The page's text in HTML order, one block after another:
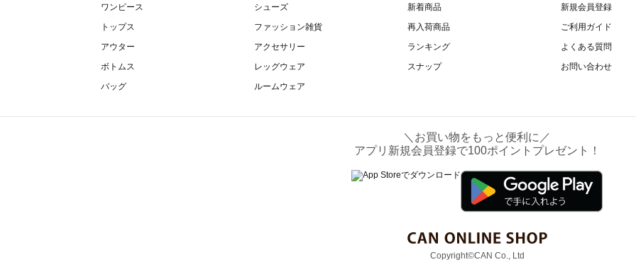
ワンピース
トップス
アウター
ボトムス
バッグ
シューズ
ファッション雑貨
アクセサリー
レッグウェア
ルームウェア
新着商品
再入荷商品
ランキング
スナップ
新規会員登録
ご利用ガイド
よくある質問
お問い合わせ
＼お買い物をもっと便利に／
アプリ新規会員登録で100ポイントプレゼント！
Copyright©CAN Co., Ltd